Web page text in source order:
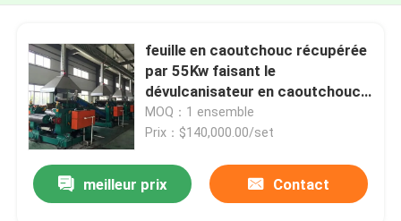
feuille en caoutchouc récupérée
par 55Kw faisant le
dévulcanisateur en caoutchouc
de poudre de machine
MOQ：1 ensemble
Prix：$140,000.00/set
meilleur prix Contact